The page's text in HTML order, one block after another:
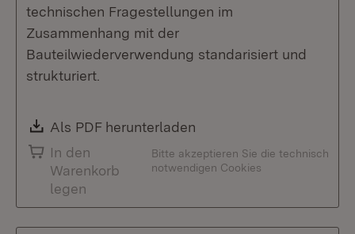
technischen Fragestellungen im
Zusammenhang mit der
Bauteilwiederverwendung standarisiert und
strukturiert.
Download:
Als PDF herunterladen
In den
Warenkorb
legen
Bitte akzeptieren Sie die technisch
notwendigen Cookies